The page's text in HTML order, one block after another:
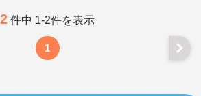
2 件中 1-2件を表示
1